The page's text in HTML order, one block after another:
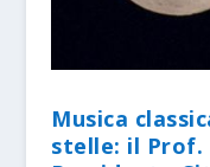
Musica
stelle: il Prof.